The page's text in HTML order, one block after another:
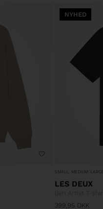
NYHED
SMALL MEDIUM LARGE
LES DEUX
399,95 DKK